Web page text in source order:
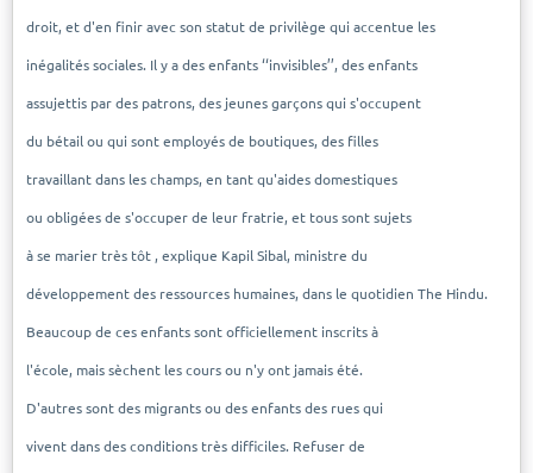
droit, et d'en finir avec son statut de privilège qui accentue les
inégalités sociales. Il y a des enfants ‘‘invisibles’’, des enfants
assujettis par des patrons, des jeunes garçons qui s'occupent
du bétail ou qui sont employés de boutiques, des filles
travaillant dans les champs, en tant qu'aides domestiques
ou obligées de s'occuper de leur fratrie, et tous sont sujets
à se marier très tôt , explique Kapil Sibal, ministre du
développement des ressources humaines, dans le quotidien The Hindu.
Beaucoup de ces enfants sont officiellement inscrits à
l'école, mais sèchent les cours ou n'y ont jamais été.
D'autres sont des migrants ou des enfants des rues qui
vivent dans des conditions très difficiles. Refuser de